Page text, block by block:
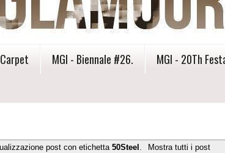
MGI - Biennale #26. MGI - 20Th
post con etichetta50Steel . Mostra tutti i post